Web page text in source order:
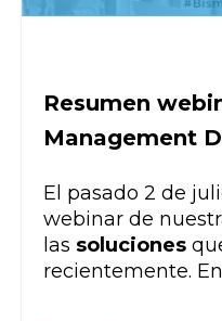
Resumen
Management
El pasado 2 de
webinar de
las soluciones
recientemente.